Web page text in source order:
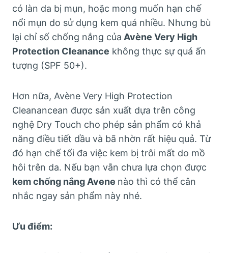
có làn da bị mụn, hoặc mong muốn hạn chế
nổi mụn do sử dụng kem quá nhiều. Nhưng bù
lại chỉ số chống nắng của Avène Very High
Protection Cleanance không thực sự quá ấn
tượng (SPF 50+).
Hơn nữa, Avène Very High Protection
Cleanancean được sản xuất dựa trên công
nghệ Dry Touch cho phép sản phẩm có khả
năng điều tiết dầu và bã nhờn rất hiệu quả. Từ
đó hạn chế tối đa việc kem bị trôi mất do mồ
hôi trên da. Nếu bạn vẫn chưa lựa chọn được
kem chống nắng Avene nào thì có thể cân
nhắc ngay sản phẩm này nhé.
Ưu điểm: